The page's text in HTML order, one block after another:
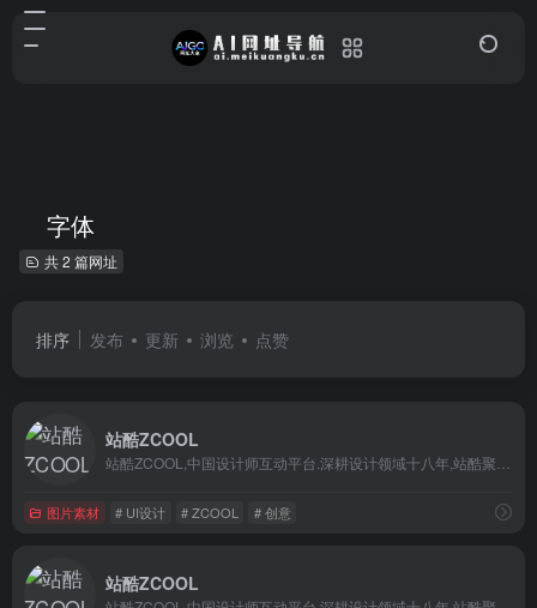
字体
共 2 篇网址
排序 发布 更新 浏览 点赞
站酷ZCOOL
图片素材 # UI设计 # ZCOOL # 创意
站酷ZCOOL